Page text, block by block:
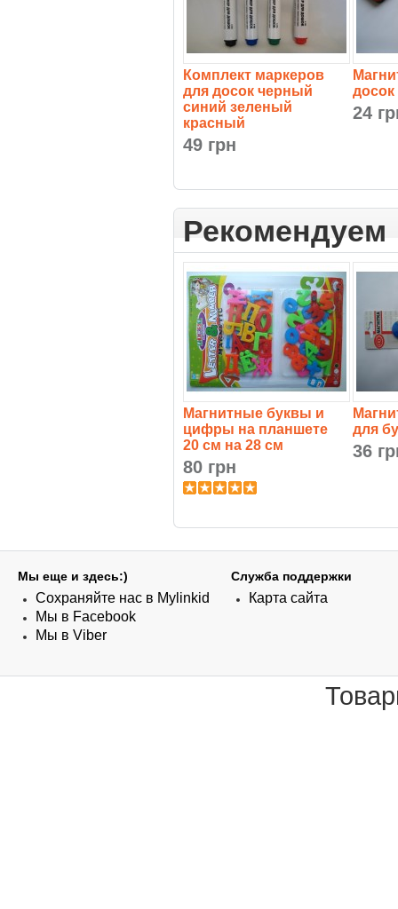
Комплект маркеров
для досок черный
синий зеленый
красный
49 грн
24
Рекомендуем
Магнитные буквы и
цифры на планшете
20 см на 28 см
80 грн
для
36
Мы еще и здесь:)
Сохраняйте нас в Mylinkid
Мы в Facebook
Мы в Viber
Служба поддержки
Карта сайта